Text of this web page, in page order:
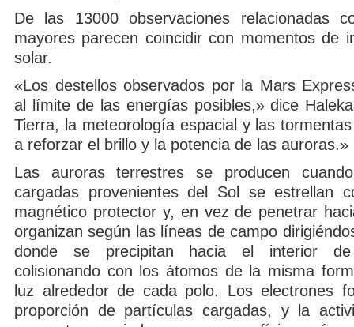
De las 13000 observaciones relacionadas
mayores parecen coincidir con momentos de
solar.
«Los destellos observados por la Mars
al límite de las energías posibles,» dice
Tierra, la meteorología espacial y las
a reforzar el brillo y la potencia de las auroras.»
Las auroras terrestres se producen
cargadas provenientes del Sol se estrellan
magnético protector y, en vez de penetrar
organizan según las líneas de campo
donde se precipitan hacia el interior
colisionando con los átomos de la misma
luz alrededor de cada polo. Los electrones
proporción de partículas cargadas, y la